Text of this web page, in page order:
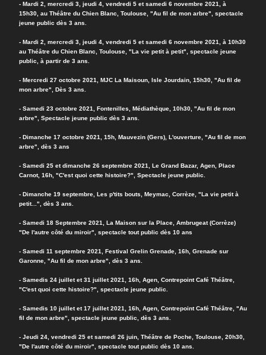
- Mardi 2, mercredi 3, jeudi 4, vendredi 5 et samedi 6 novembre 2021, à
15h30, au Théâtre du Chien Blanc, Toulouse, "Au fil de mon arbre", spectacle
jeune public dès 3 ans.
- Mardi 2, mercredi 3, jeudi 4, vendredi 5 et samedi 6 novembre 2021, à 10h30
au Théâtre du Chien Blanc, Toulouse, "La vie petit à petit", spectacle jeune
public, à partir de 3 ans.
- Mercredi 27 octobre 2021, MJC La Maisoun, Isle Jourdain, 15h30, "Au fil de
mon arbre", Dès 3 ans.
- Samedi 23 octobre 2021, Fontenilles, Médiathèque, 10h30, "Au fil de mon
arbre", Spectacle jeune public dès 3 ans.
- Dimanche 17 octobre 2021, 15h, Mauvezin (Gers), L'ouverture, "Au fil de mon
arbre", dès 3 ans
- Samedi 25 et dimanche 26 septembre 2021, Le Grand Bazar, Agen, Place
Carnot, 16h, "C'est quoi cette histoire?", Spectacle jeune public.
- Dimanche 19 septembre, Les p'tits bouts, Meymac, Corrèze, "La vie petit à
petit...", dès 3 ans.
- Samedi 18 Septembre 2021, La Maison sur la Place, Ambrugeat (Corrèze)
"De l'autre côté du miroir", spectacle tout public dès 10 ans
- Samedi 11 septembre 2021, Festival Grelin Grenade, 16h, Grenade sur
Garonne, "Au fil de mon arbre", dès 3 ans.
- Samedis 24 juillet et 31 juillet 2021, 16h, Agen, Contrepoint Café Théâtre,
"C'est quoi cette histoire?", spectacle jeune public.
- Samedis 10 juillet et 17 juillet 2021, 16h, Agen, Contrepoint Café Théâtre, "Au
fil de mon arbre", spectacle jeune public, dès 3 ans.
- Jeudi 24, vendredi 25 et samedi 26 juin, Théâtre de Poche, Toulouse, 20h30,
"De l'autre côté du miroir", spectacle tout public dès 10 ans.